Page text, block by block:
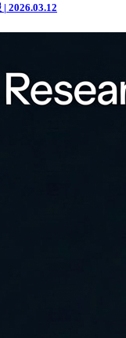
| 2026.03.12